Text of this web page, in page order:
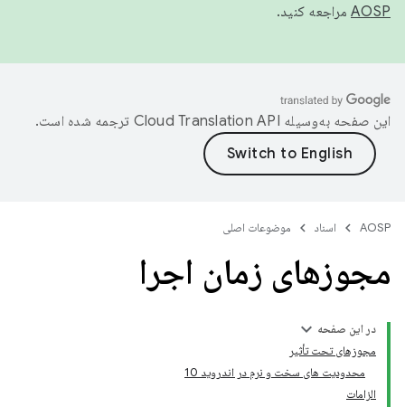
AOSP مراجعه کنید.
این صفحه به‌وسیله ترجمه شده است.
AOSP اسناد موضوعات اصلی
مجوزهای زمان اجرا
در این صفحه
مجوزهای تحت تأثیر
محدودیت های سخت و نرم در اندروید 10
الزامات